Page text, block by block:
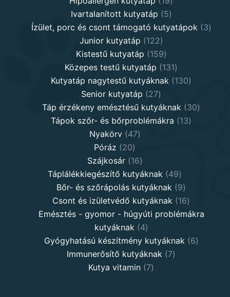
products
Ivartalanított kutyatáp 55
products
Ízület, porc és csont támogató kutyatápok 33
Junior kutyatáp 122122
products
Kistestű kutyatáp 159159
products
Közepes testű kutyatáp 131131
products
Kutyatáp nagytestű kutyáknak 130130
Senior kutyatáp 2727
products
Táp érzékeny emésztésű kutyáknak 3030
Tápok szőr- és bőrproblémákra 1313
Nyakörv 4747
Póráz 2020
products
Szájkosár 1616
products
Táplálékkiegészítő kutyáknak 4949
products
Bőr- és szőrápolás kutyáknak 99
products
Csont és izületvédő kutyáknak 1616
products
Emésztés - gyomor - húgyúti problémákra
kutyáknak
44
products
Gyógyhatású készítmény kutyáknak 66
Immunerősítő kutyáknak 77
Kutya vitamin 77